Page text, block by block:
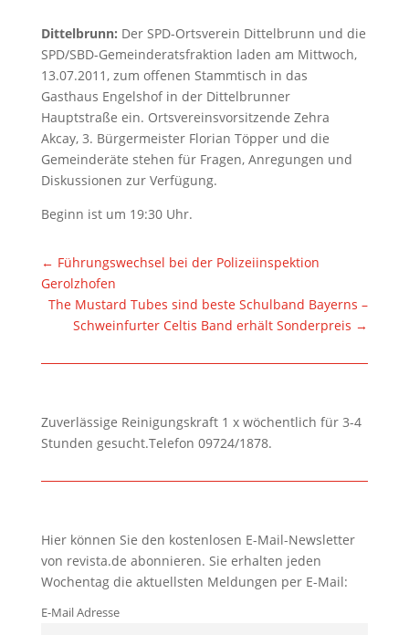
Dittelbrunn: Der SPD-Ortsverein Dittelbrunn und die
SPD/SBD-Gemeinderatsfraktion laden am Mittwoch,
13.07.2011, zum offenen Stammtisch in das
Gasthaus Engelshof in der Dittelbrunner
Hauptstraße ein. Ortsvereinsvorsitzende Zehra
Akcay, 3. Bürgermeister Florian Töpper und die
Gemeinderäte stehen für Fragen, Anregungen und
Diskussionen zur Verfügung.
Beginn ist um 19:30 Uhr.
← Führungswechsel bei der Polizeiinspektion
Gerolzhofen
The Mustard Tubes sind beste Schulband Bayerns –
Schweinfurter Celtis Band erhält Sonderpreis →
Zuverlässige Reinigungskraft 1 x wöchentlich für 3-4
Stunden gesucht.Telefon 09724/1878.
Hier können Sie den kostenlosen E-Mail-Newsletter
von revista.de abonnieren. Sie erhalten jeden
Wochentag die aktuellsten Meldungen per E-Mail:
E-Mail Adresse